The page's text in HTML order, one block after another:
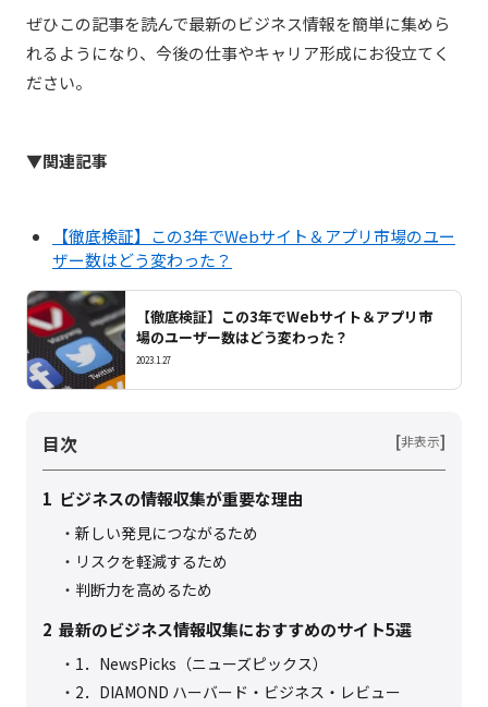
ぜひこの記事を読んで最新のビジネス情報を簡単に集めら
れるようになり、今後の仕事やキャリア形成にお役立てく
ださい。
▼関連記事
【徹底検証】この3年でWebサイト＆アプリ市場のユー
ザー数はどう変わった？
【徹底検証】この3年でWebサイト＆アプリ市
場のユーザー数はどう変わった？
2023.1.27
目次 [非表示]
1 ビジネスの情報収集が重要な理由
新しい発見につながるため
リスクを軽減するため
判断力を高めるため
2 最新のビジネス情報収集におすすめのサイト5選
1．NewsPicks（ニューズピックス）
2．DIAMOND ハーバード・ビジネス・レビュー